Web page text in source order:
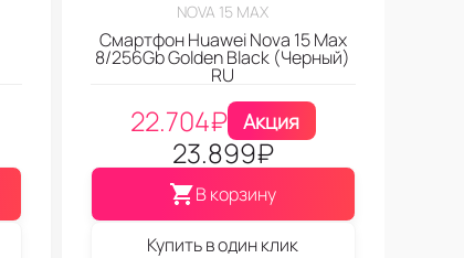
NOVA 15 MAX
Смартфон Huawei Nova 15 Max
8/256Gb Golden Black (Черный)
RU
22.704₽ Акция
23.899₽
В корзину
Купить в один клик